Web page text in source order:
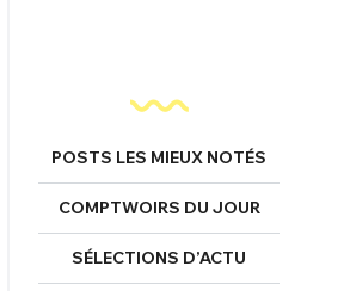
POSTS LES MIEUX NOTÉS
COMPTWOIRS DU JOUR
SÉLECTIONS D’ACTU